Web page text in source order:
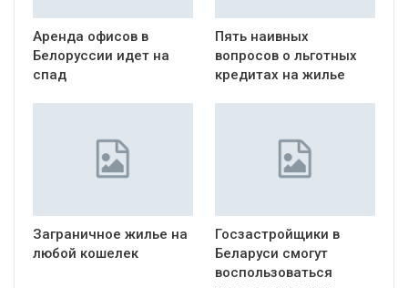
Аренда офисов в
Белоруссии идет на
спад
Пять наивных
вопросов о льготных
кредитах на жилье
Заграничное жилье на
любой кошелек
Госзастройщики в
Беларуси смогут
воспользоваться